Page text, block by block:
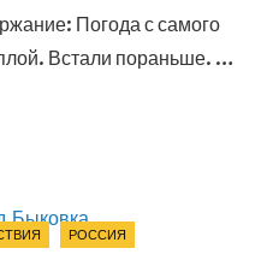
Погода с самого
Встали пораньше. …
РОССИЯ